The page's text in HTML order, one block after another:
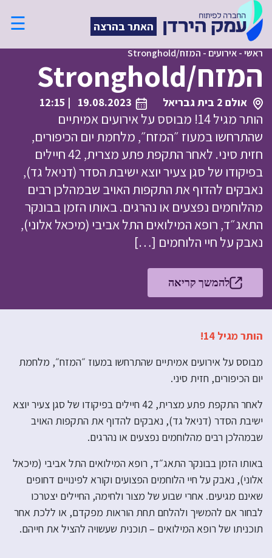
האתר בהרצה ☰
ראשי-אירועים - המזח/Stronghold
המזח/Stronghold
אולם 2 בית גבריאל 19.08.2023
| 12:15
הותר מגיל 14! מבוסס על אירועים אמיתיים
שהתרחשו במעוז ״המזח״, מלחמת יום הכיפורים,
חזית סיני. לאחר התקפת פתע מצרית, 42 חיילים
בפיקודו של סגן צעיר יוצא ישיבת הסדר (דניאל גד),
נאבקים להדוף את התקפות האויב שבמהלכן רבים
מהלוחמים נפצעים או נהרגים. באותו הזמן בבונקר
התאג״ד, רופא המילואים התל אביבי (מיכאל אלוני),
נאבק על חיי הלוחמים […]
להמשך קריאה
הותר מגיל 14!
מבוסס על אירועים אמיתיים שהתרחשו במעוז ״המזח״, מלחמת
יום הכיפורים, חזית סיני.
לאחר התקפת פתע מצרית, 42 חיילים בפיקודו של סגן צעיר יוצא
ישיבת הסדר (דניאל גד), נאבקים להדוף את התקפות האויב
שבמהלכן רבים מהלוחמים נפצעים או נהרגים.
באותו הזמן בבונקר התאג״ד, רופא המילואים התל אביבי (מיכאל
אלוני), נאבק על חיי הלוחמים הפצועים וקורא לפינויים דחופים
שאינם מגיעים. אחרי שבוע של מצור ולחימה, החיילים יצטרכו
לבחור אם להמשיך ולהלחם תחת הוראות מפקדם, או ללכת אחר
תוכניתו של רופא המילואים – תוכנית שעשויה להציל את חייהם.